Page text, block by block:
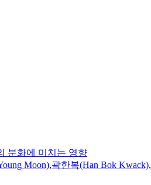
분화에 미치는 영향
Moon),곽한복(Han Bok Kwack),